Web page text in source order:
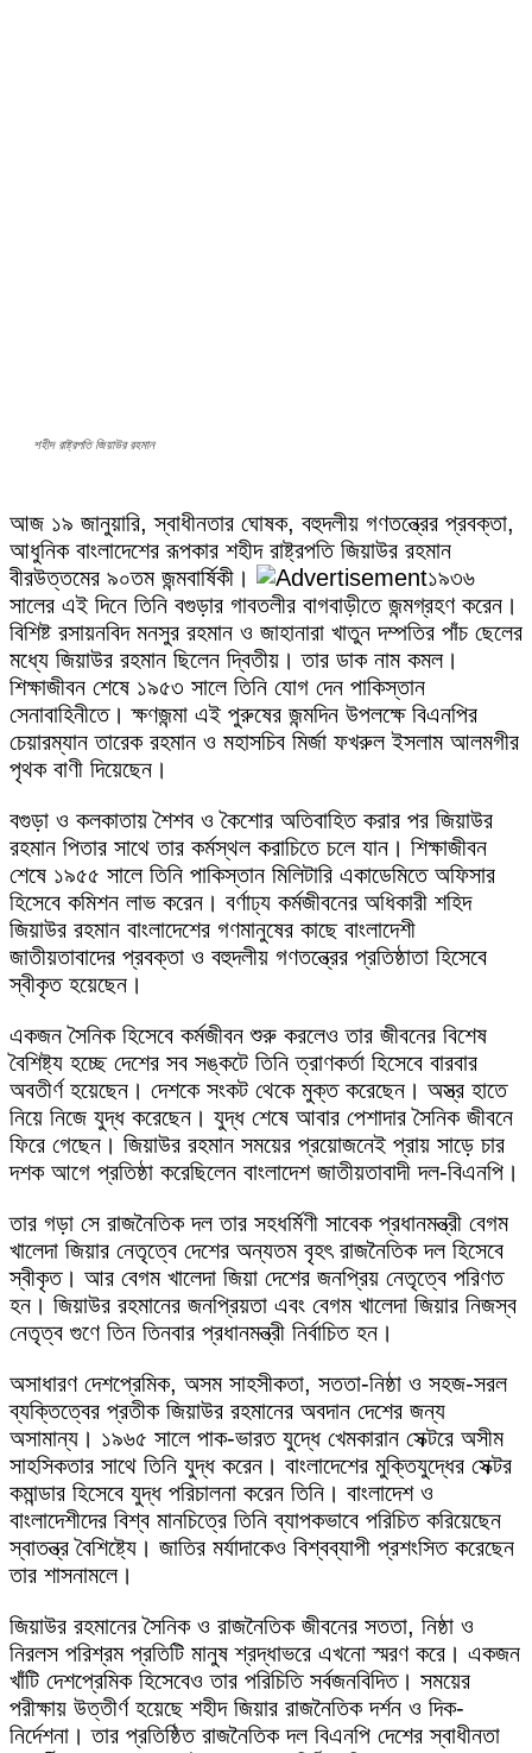
শহীদ রাষ্ট্রপতি জিয়াউর রহমান
আজ ১৯ জানুয়ারি, স্বাধীনতার ঘোষক, বহুদলীয় গণতন্ত্রের প্রবক্তা,
আধুনিক বাংলাদেশের রূপকার শহীদ রাষ্ট্রপতি জিয়াউর রহমান
বীরউত্তমের ৯০তম জন্মবার্ষিকী।
১৯৩৬
সালের এই দিনে তিনি বগুড়ার গাবতলীর বাগবাড়ীতে জন্মগ্রহণ করেন।
বিশিষ্ট রসায়নবিদ মনসুর রহমান ও জাহানারা খাতুন দম্পতির পাঁচ ছেলের
মধ্যে জিয়াউর রহমান ছিলেন দ্বিতীয়। তার ডাক নাম কমল।
শিক্ষাজীবন শেষে ১৯৫৩ সালে তিনি যোগ দেন পাকিস্তান
সেনাবাহিনীতে। ক্ষণজন্মা এই পুরুষের জন্মদিন উপলক্ষে বিএনপির
চেয়ারম্যান তারেক রহমান ও মহাসচিব মির্জা ফখরুল ইসলাম আলমগীর
পৃথক বাণী দিয়েছেন।
বগুড়া ও কলকাতায় শৈশব ও কৈশোর অতিবাহিত করার পর জিয়াউর
রহমান পিতার সাথে তার কর্মস্থল করাচিতে চলে যান। শিক্ষাজীবন
শেষে ১৯৫৫ সালে তিনি পাকিস্তান মিলিটারি একাডেমিতে অফিসার
হিসেবে কমিশন লাভ করেন। বর্ণাঢ্য কর্মজীবনের অধিকারী শহিদ
জিয়াউর রহমান বাংলাদেশের গণমানুষের কাছে বাংলাদেশী
জাতীয়তাবাদের প্রবক্তা ও বহুদলীয় গণতন্ত্রের প্রতিষ্ঠাতা হিসেবে
স্বীকৃত হয়েছেন।
একজন সৈনিক হিসেবে কর্মজীবন শুরু করলেও তার জীবনের বিশেষ
বৈশিষ্ট্য হচ্ছে দেশের সব সঙ্কটে তিনি ত্রাণকর্তা হিসেবে বারবার
অবতীর্ণ হয়েছেন। দেশকে সংকট থেকে মুক্ত করেছেন। অস্ত্র হাতে
নিয়ে নিজে যুদ্ধ করেছেন। যুদ্ধ শেষে আবার পেশাদার সৈনিক জীবনে
ফিরে গেছেন। জিয়াউর রহমান সময়ের প্রয়োজনেই প্রায় সাড়ে চার
দশক আগে প্রতিষ্ঠা করেছিলেন বাংলাদেশ জাতীয়তাবাদী দল-বিএনপি।
তার গড়া সে রাজনৈতিক দল তার সহধর্মিণী সাবেক প্রধানমন্ত্রী বেগম
খালেদা জিয়ার নেতৃত্বে দেশের অন্যতম বৃহৎ রাজনৈতিক দল হিসেবে
স্বীকৃত। আর বেগম খালেদা জিয়া দেশের জনপ্রিয় নেতৃত্বে পরিণত
হন। জিয়াউর রহমানের জনপ্রিয়তা এবং বেগম খালেদা জিয়ার নিজস্ব
নেতৃত্ব গুণে তিন তিনবার প্রধানমন্ত্রী নির্বাচিত হন।
অসাধারণ দেশপ্রেমিক, অসম সাহসীকতা, সততা-নিষ্ঠা ও সহজ-সরল
ব্যক্তিত্বের প্রতীক জিয়াউর রহমানের অবদান দেশের জন্য
অসামান্য। ১৯৬৫ সালে পাক-ভারত যুদ্ধে খেমকারান সেক্টরে অসীম
সাহসিকতার সাথে তিনি যুদ্ধ করেন। বাংলাদেশের মুক্তিযুদ্ধের সেক্টর
কমান্ডার হিসেবে যুদ্ধ পরিচালনা করেন তিনি। বাংলাদেশ ও
বাংলাদেশীদের বিশ্ব মানচিত্রে তিনি ব্যাপকভাবে পরিচিত করিয়েছেন
স্বাতন্ত্র বৈশিষ্ট্যে। জাতির মর্যাদাকেও বিশ্বব্যাপী প্রশংসিত করেছেন
তার শাসনামলে।
জিয়াউর রহমানের সৈনিক ও রাজনৈতিক জীবনের সততা, নিষ্ঠা ও
নিরলস পরিশ্রম প্রতিটি মানুষ শ্রদ্ধাভরে এখনো স্মরণ করে। একজন
খাঁটি দেশপ্রেমিক হিসেবেও তার পরিচিতি সর্বজনবিদিত। সময়ের
পরীক্ষায় উত্তীর্ণ হয়েছে শহীদ জিয়ার রাজনৈতিক দর্শন ও দিক-
নির্দেশনা। তার প্রতিষ্ঠিত রাজনৈতিক দল বিএনপি দেশের স্বাধীনতা